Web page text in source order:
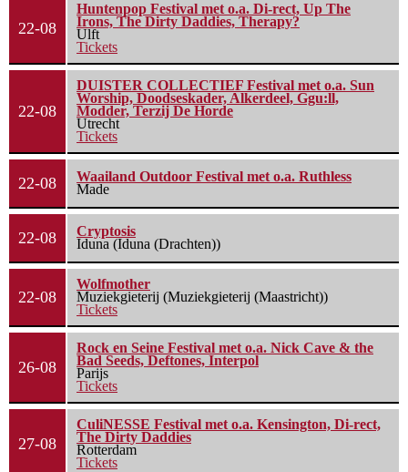
22-08
Huntenpop Festival met o.a. Di-rect, Up The
Irons, The Dirty Daddies, Therapy?
Ulft
Tickets
22-08
DUISTER COLLECTIEF Festival met o.a. Sun
Worship, Doodseskader, Alkerdeel, Ggu:ll,
Modder, Terzij De Horde
Utrecht
Tickets
22-08
Waailand Outdoor Festival met o.a. Ruthless
Made
22-08
Cryptosis
Iduna (Iduna (Drachten))
22-08
Wolfmother
Muziekgieterij (Muziekgieterij (Maastricht))
Tickets
26-08
Rock en Seine Festival met o.a. Nick Cave & the
Bad Seeds, Deftones, Interpol
Parijs
Tickets
27-08
CuliNESSE Festival met o.a. Kensington, Di-rect,
The Dirty Daddies
Rotterdam
Tickets